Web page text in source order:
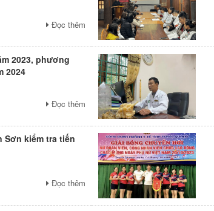
Đọc thêm
2023, phương
2024
Đọc thêm
Sơn kiểm tra tiến
Đọc thêm